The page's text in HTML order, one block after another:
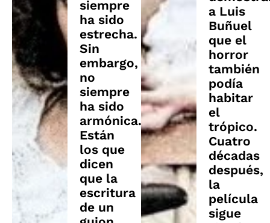
siempre
ha sido
estrecha.
Sin
embargo,
no
siempre
ha sido
armónica.
Están
los que
dicen
que la
escritura
de un
a Luis
Buñuel
que el
horror
también
podía
habitar
el
trópico.
Cuatro
décadas
después,
la
película
sigue